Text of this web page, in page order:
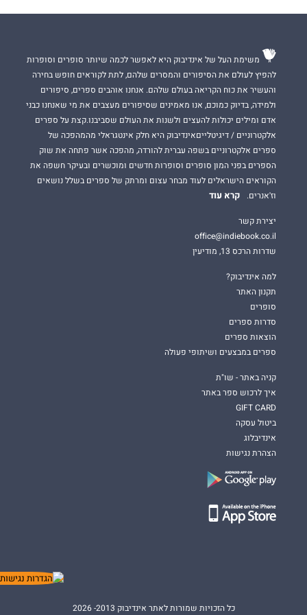
כל ספר בסדרה עומד בפני עצמו וניתן לקרוא כבודד.
תתכוננו, בסדרה הזאת החוקים הם רק המלצה, הגברים לוהטים ביותר
והמוסר מפוקפק.
משימת העל של אינדיבוק היא לאפשר לכמה שיותר סופרים וסופרות
להפיץ לעולם את הסיפורים והמסרים שלהם, לתת לקוראים חופש בחירה
והעשיר את כוח הקריאה בעולם שלהם. אנחנו אוהבים ספרים, סיפורים
ולמידה, בדיוק כמוכם, אנו מאמינים שסיפורים מעצבים את מי שאנחנו כבני
אדם ומילים יכולות להעצים ולשנות את העולם שסביבנו.קצת על ספרים
אלקטרוניים / דיגיטלייםאינדיבוק היא חלק אינטגראלי מהמהפכה של
ספרים אלקטרוניים בשפה עברית להורדה, מהפכה אשר פתחה את שוק
הספרים בפני המון סופרים וסופרות חדשים ומוכשרים ובעיקר חשפה את
הקוראים הישראלים לעוד מבחר עצום ומרתק של ספרים בשלל נושאים
וז'אנרים.
קרא עוד
יצירת קשר
office@indiebook.co.il
שדרות הרכס 13, מודיעין
למה אינדיבוק?
תקנון האתר
סופרים
סדרות ספרים
הוצאות ספרים
ספרים במבצעים ושיתופי פעולה
קניה באתר - שו"ת
איך לרכוש ספר באתר
GIFT CARD
ביטול עסקה
אינדיבלוג
הצהרת נגישות
כל הזכויות שמורות לאתר אינדיבוק 2013- 2026